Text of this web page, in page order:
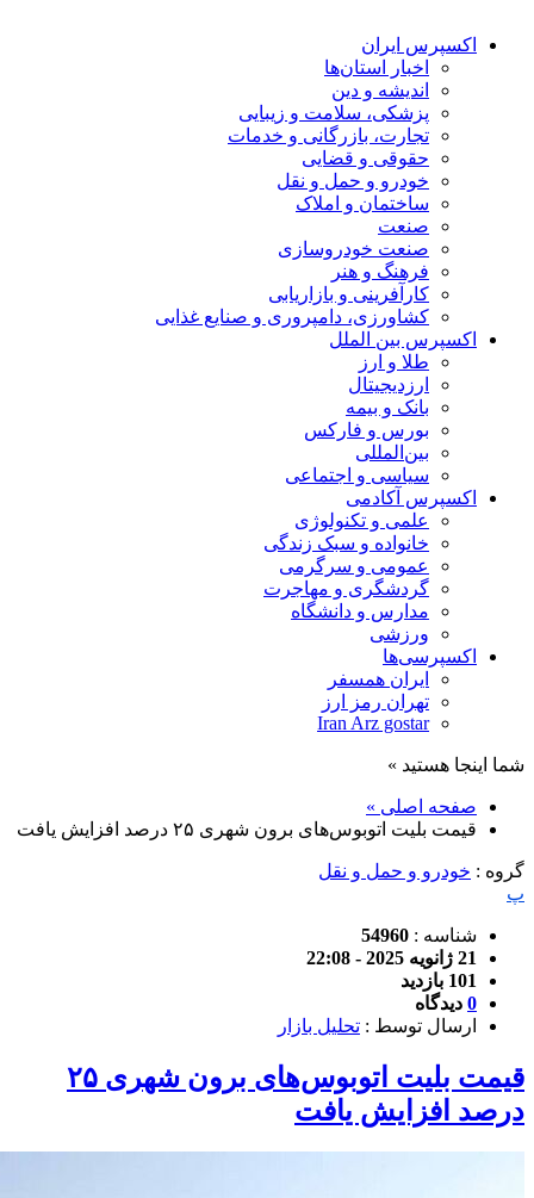
اکسپرس ایران
اخبار استان‌ها
اندیشه و دین
پزشکی، سلامت و زیبایی
تجارت، بازرگانی و خدمات
حقوقی و قضایی
خودرو و حمل و نقل
ساختمان و املاک
صنعت
صنعت خودروسازی
فرهنگ و هنر
کارآفرینی و بازاریابی
کشاورزی، دامپروری و صنایع غذایی
اکسپرس بین الملل
طلا و ارز
ارزدیجیتال
بانک و بیمه
بورس و فارکس
بین‌المللی
سیاسی و اجتماعی
اکسپرس آکادمی
علمی و تکنولوژی
خانواده و سبک زندگی
عمومی و سرگرمی
گردشگری و مهاجرت
مدارس و دانشگاه
ورزشی
اکسپرسی‌ها
ایران همسفر
تهران رمز ارز
Iran Arz gostar
شما اینجا هستید »
صفحه اصلی »
قیمت بلیت اتوبوس‌های برون شهری ۲۵ درصد افزایش یافت
گروه : خودرو و حمل و نقل
پ
شناسه : 54960
21 ژانویه 2025 - 22:08
101 بازدید
0 دیدگاه
ارسال توسط : تحلیل بازار
قیمت بلیت اتوبوس‌های برون شهری ۲۵
درصد افزایش یافت